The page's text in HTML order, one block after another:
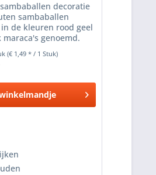
decoratie
sambaballen
de kleuren rood geel
maraca's genoemd.
geassocieerd met
en Carnaval .
(€ 1,49 * / 1 Stuk)